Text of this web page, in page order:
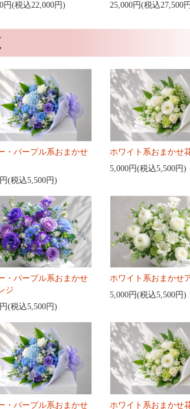
円(税込22,000円)
25,000円(税込27,500
・パープル系おまかせ
(税込5,500円)
ホワイト系おまかせ
5,000円(税込5,500円)
・パープル系おまかせ
ジ
(税込5,500円)
ホワイト系おまかせ
5,000円(税込5,500円)
・パープル系おまかせ ホワイト系おまかせ